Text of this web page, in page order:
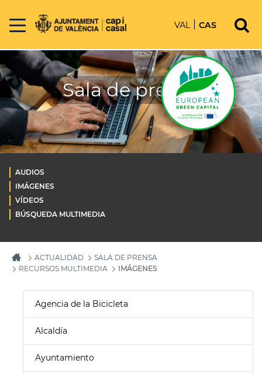
VAL CAS
Sala de prensa
AUDIOS
IMÁGENES
VÍDEOS
BÚSQUEDA MULTIMEDIA
ACTUALIDAD
SALA DE PRENSA
RECURSOS MULTIMEDIA
IMÁGENES
Agencia de la Bicicleta
Alcaldía
Ayuntamiento